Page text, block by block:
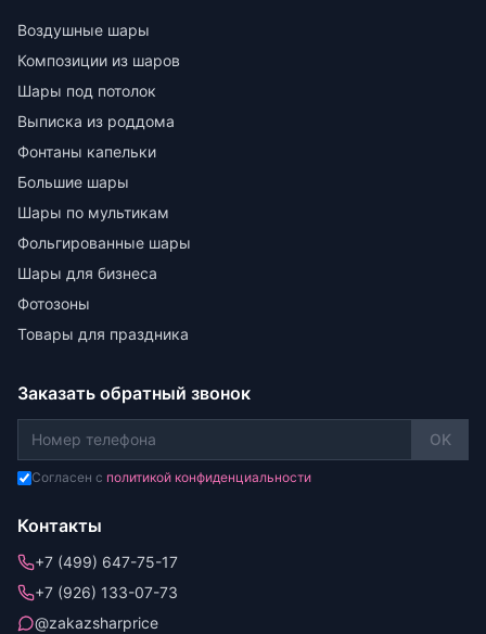
Воздушные шары
Композиции из шаров
Шары под потолок
Выписка из роддома
Фонтаны капельки
Большие шары
Шары по мультикам
Фольгированные шары
Шары для бизнеса
Фотозоны
Товары для праздника
Заказать обратный звонок
OK
Согласен с политикой конфиденциальности
Контакты
+7 (499) 647-75-17
+7 (926) 133-07-73
@zakazsharprice